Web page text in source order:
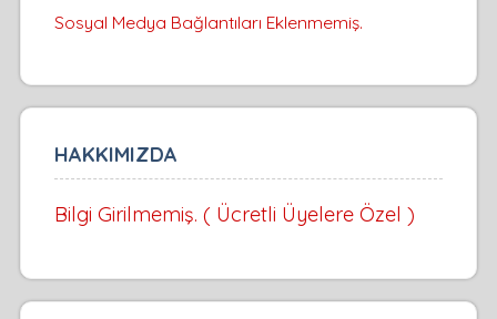
Sosyal Medya Bağlantıları Eklenmemiş.
HAKKIMIZDA
Bilgi Girilmemiş. ( Ücretli Üyelere Özel )